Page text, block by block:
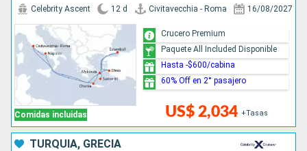
Comidas incluidas
Celebrity Ascent 12 d Civitavecchia - Roma 16/08/2027
US$ 2,034 +Tasas
Crucero Premium
Paquete All Included Disponible
Hasta -$600/cabina
60% Off en 2° pasajero
TURQUÍA, GRECIA